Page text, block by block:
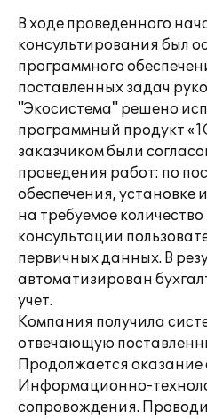
В ходе проведенного
консультирования был
программного
поставленных задач
"Экосистема" решено
программный продукт
заказчиком были
проведения работ: по
обеспечения,
на требуемое
консультации
первичных данных. В
автоматизирован
учет.
Компания получила
отвечающую
Продолжается оказание
Информационно-
сопровождения.